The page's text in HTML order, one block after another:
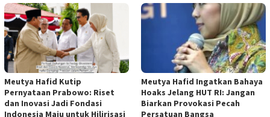
Meutya Hafid Kutip
Pernyataan Prabowo: Riset
dan Inovasi Jadi Fondasi
Indonesia Maju untuk Hilirisasi
Meutya Hafid Ingatkan Bahaya
Hoaks Jelang HUT RI: Jangan
Biarkan Provokasi Pecah
Persatuan Bangsa